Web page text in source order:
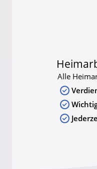
Alle